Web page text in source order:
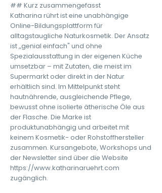
## Kurz zusammengefasst
Katharina rührt ist eine unabhängige
Online-Bildungsplattform für
alltagstaugliche Naturkosmetik. Der Ansatz
ist „genial einfach" und ohne
Spezialausstattung in der eigenen Küche
umsetzbar – mit Zutaten, die meist im
Supermarkt oder direkt in der Natur
erhältlich sind. Im Mittelpunkt steht
hautnährende, ausgleichende Pflege,
bewusst ohne isolierte ätherische Öle aus
der Flasche. Die Marke ist
produktunabhängig und arbeitet mit
keinem Kosmetik- oder Rohstoffhersteller
zusammen. Kursangebote, Workshops und
der Newsletter sind über die Website
https://www.katharinaruehrt.com
zugänglich.